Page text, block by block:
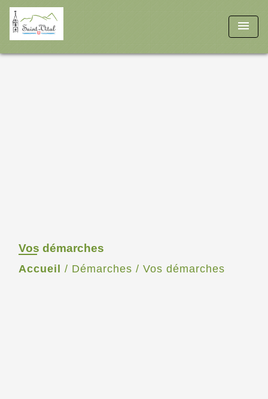
menu
Vos démarches
Accueil / Démarches / Vos démarches